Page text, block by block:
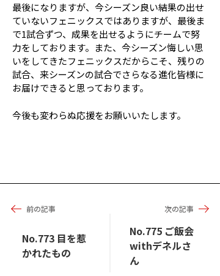
最後になりますが、今シーズン良い結果の出せ
ていないフェニックスではありますが、最後ま
で1試合ずつ、成果を出せるようにチームで努
力をしております。また、今シーズン悔しい思
いをしてきたフェニックスだからこそ、残りの
試合、来シーズンの試合でさらなる進化皆様に
お届けできると思っております。
今後も変わらぬ応援をお願いいたします。
前の記事 次の記事
No.773 目を惹
かれたもの
No.775 ご飯会
withデネルさ
ん